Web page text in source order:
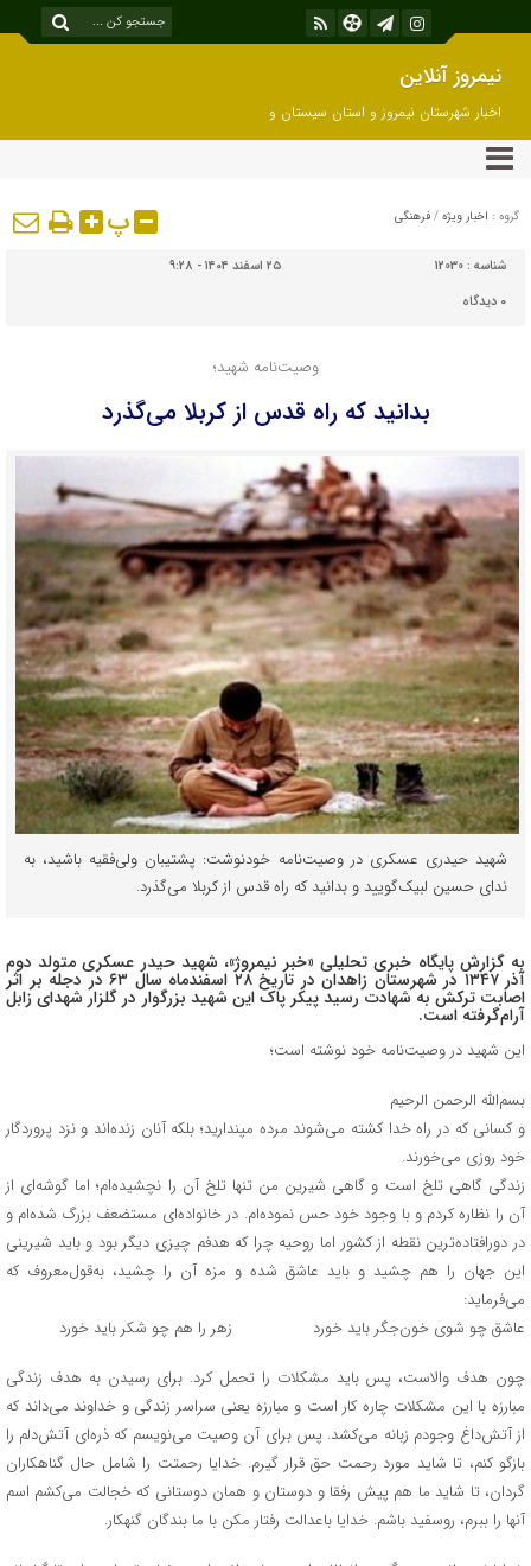
نیمروز آنلاین
اخبار شهرستان نیمروز و استان سیستان و
بلوچستان
گروه : اخبار ویژه / فرهنگی پ
شناسه : 12030
۲۵ اسفند ۱۴۰۴ - ۹:۲۸
۰ دیدگاه
وصیت‌نامه شهید؛
بدانید که راه قدس از کربلا می‌گذرد
شهید حیدری عسکری در وصیت‌نامه خودنوشت: پشتیبان ولی‌فقیه باشید، به
ندای حسین لبیک‌گویید و بدانید که راه قدس از کربلا می‌گذرد.
به گزارش پایگاه خبری تحلیلی «خبر نیمروژ»، شهید حیدر عسکری متولد دوم
آذر ۱۳۴۷ در شهرستان زاهدان در تاریخ ۲۸ اسفندماه سال ۶۳ در دجله بر اثر
اصابت ترکش به شهادت رسید پیکر پاک این شهید بزرگوار در گلزار شهدای زابل
آرام‌گرفته است.
این شهید در وصیت‌نامه خود نوشته است؛
بسم‌الله الرحمن الرحیم
و کسانی که در راه خدا کشته می‌شوند مرده مپندارید؛ بلکه آنان زنده‌اند و نزد پروردگار
خود روزی می‌خورند.
زندگی گاهی تلخ است و گاهی شیرین من تنها تلخ آن را نچشیده‌ام؛ اما گوشه‌ای از
آن را نظاره کردم و با وجود خود حس نموده‌ام. در خانواده‌ای مستضعف بزرگ شده‌ام و
در دورافتاده‌ترین نقطه از کشور اما روحیه چرا که هدفم چیزی دیگر بود و باید شیرینی
این جهان را هم چشید و باید عاشق شده و مزه آن را چشید، به‌قول‌معروف که
می‌فرماید:
عاشق چو شوی خون‌جگر باید خورد زهر را هم چو شکر باید خورد
چون هدف والاست، پس باید مشکلات را تحمل کرد. برای رسیدن به هدف زندگی
مبارزه با این مشکلات چاره کار است و مبارزه یعنی سراسر زندگی و خداوند می‌داند که
از آتش‌داغ وجودم زبانه می‌کشد. پس برای آن وصیت می‌نویسم که ذره‌ای آتش‌دلم را
بازگو کنم، تا شاید مورد رحمت حق قرار گیرم. خدایا رحمتت را شامل حال گناهکاران
گردان، تا شاید ما هم پیش رفقا و دوستان و همان دوستانی که خجالت می‌کشم اسم
آنها را ببرم، روسفید باشم. خدایا باعدالت رفتار مکن با ما بندگان گنهکار.